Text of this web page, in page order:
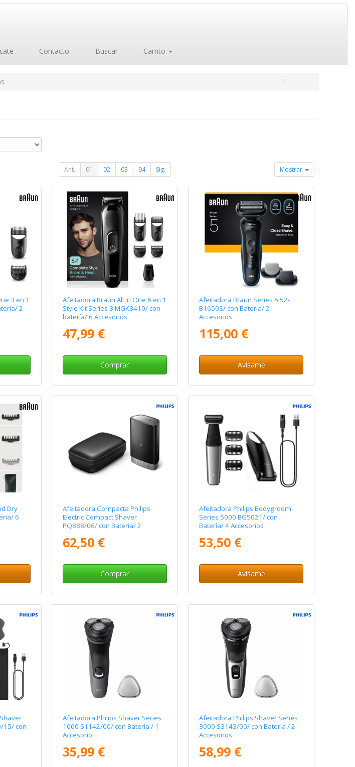
Contacto Buscar Carrito
Ant. 01 02 03 04 Sig. Mostrar
3 en 1
2
Afeitadora Braun All in One 6 en 1
Style Kit Series 3 MGK3410/ con
batería/ 6 Accesorios
47,99 €
Comprar
Afeitadora Braun Series 5 52-
B1650S/ con Batería/ 2
Accesorios
115,00 €
Avísame
Dry
6
Afeitadora Compacta Philips
Electric Compact Shaver
PQ888/06/ con Batería/ 2
62,50 €
Comprar
Afeitadora Philips Bodygroom
Series 5000 BG5021/ con
Batería/ 4 Accesorios
53,50 €
Avísame
15/ con
Afeitadora Philips Shaver Series
1000 S1142/00/ con Batería / 1
Accesorio
35,99 €
Afeitadora Philips Shaver Series
3000 S3143/00/ con Batería / 2
Accesorios
58,99 €